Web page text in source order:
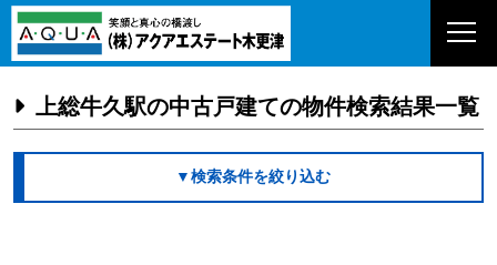
上総牛久駅の中古戸建ての物件検索結果一覧
▼検索条件を絞り込む